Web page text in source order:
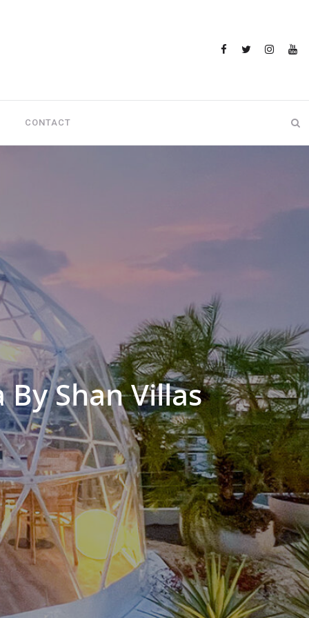
CONTACT
Shan Villas